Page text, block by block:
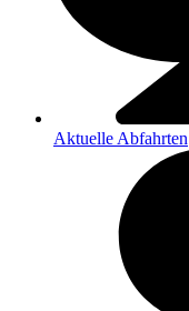
Aktuelle Abfahrten